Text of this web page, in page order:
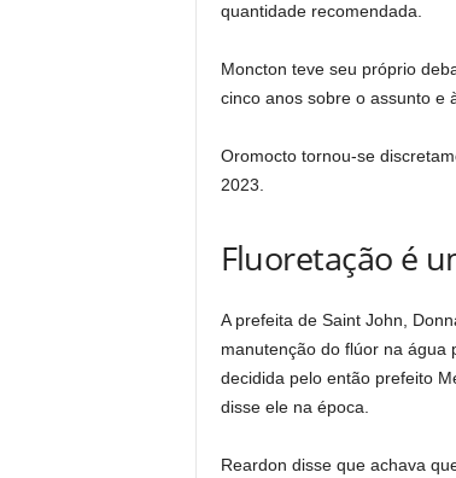
quantidade recomendada.
Moncton teve seu próprio
cinco anos sobre o assunto e
Oromocto tornou-se
2023.
Fluoretação é
A prefeita de Saint John,
manutenção do flúor na água
decidida pelo então prefeito
disse ele na época.
Reardon disse que achava